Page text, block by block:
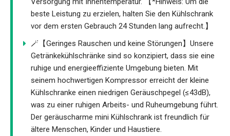
beste Leistung zu erzielen, halten Sie den Kühlschrank
vor dem ersten Gebrauch 24 Stunden lang aufrecht.】
🪄【Geringes Rauschen und keine Störungen】Unsere
Getränkekühlschränke sind so konzipiert, dass sie eine
ruhige und energieeffiziente Umgebung bieten. Mit
seinem hochwertigen Kompressor erreicht der kleine
Kühlschranke einen niedrigen Geräuschpegel (≤43dB),
was zu einer ruhigen Arbeits- und Ruheumgebung führt.
Der geräuscharme mini Kühlschrank ist freundlich für
ältere Menschen, Kinder und Haustiere.